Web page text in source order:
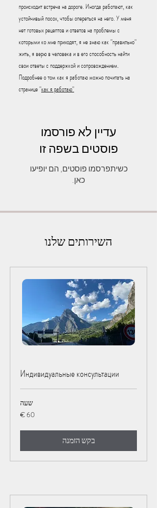
происходит встреча на дороге. Иногда работают, как
устойчивый посох, чтобы опереться на него. У меня
нет готовых рецептов и ответов на проблемы с
которыми ко мне приходят, я не знаю как "правильно"
жить, я верю в человека и в его способность найти
свои ответы с поддержкой и сопровождением.
Подробнее о том как я работаю можно почитать на
странице "как я работаю"
עדיין לא פורסמו
פוסטים בשפה זו
כשיתפרסמו פוסטים, הם יופיעו
כאן.
השירותים שלנו
Индивидуальные консультации
שעה
בקש הזמנה